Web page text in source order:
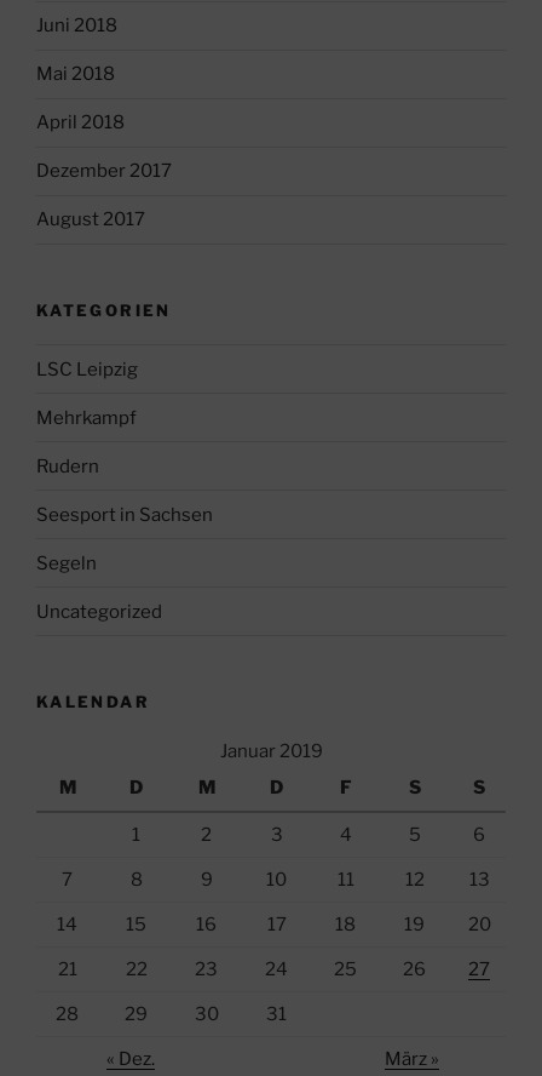
Juni 2018
Mai 2018
April 2018
Dezember 2017
August 2017
KATEGORIEN
LSC Leipzig
Mehrkampf
Rudern
Seesport in Sachsen
Segeln
Uncategorized
KALENDAR
Januar 2019
M
D M D F S S
1 2 3 4 5 6
7 8 9 10 11 12 13
14 15 16 17 18 19 20
21 22 23 24 25 26 27
28 29 30 31
« Dez. März »